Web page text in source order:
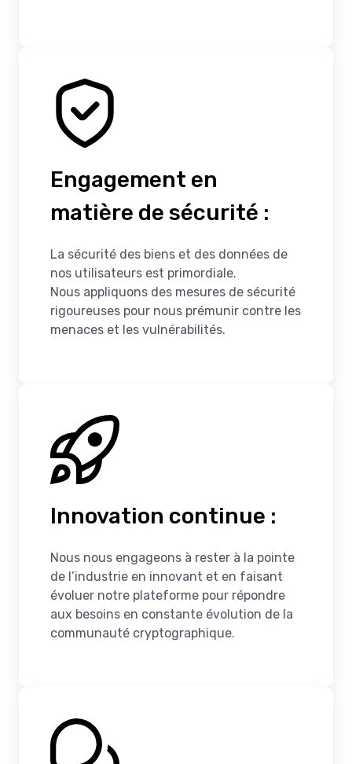
Engagement en
matière de sécurité :
La sécurité des biens et des données de
nos utilisateurs est primordiale.
Nous appliquons des mesures de sécurité
rigoureuses pour nous prémunir contre les
menaces et les vulnérabilités.
Innovation continue :
Nous nous engageons à rester à la pointe
de l’industrie en innovant et en faisant
évoluer notre plateforme pour répondre
aux besoins en constante évolution de la
communauté cryptographique.